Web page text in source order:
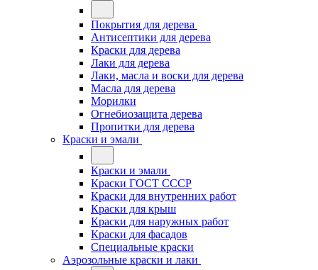
Покрытия для дерева
Антисептики для дерева
Краски для дерева
Лаки для дерева
Лаки, масла и воски для дерева
Масла для дерева
Морилки
Огнебиозащита дерева
Пропитки для дерева
Краски и эмали
Краски и эмали
Краски ГОСТ СССР
Краски для внутренних работ
Краски для крыш
Краски для наружных работ
Краски для фасадов
Специальные краски
Аэрозольные краски и лаки